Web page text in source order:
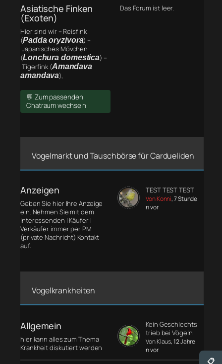
Asiatische Finken
(Exoten)
Hier sind wir – Reisfink
(Padda oryzivora) –
Japanisches Mövchen
(Lonchura domestica) –
Tigerfink (Amandava
amandava),
💬 Zum passenden
Chatraum wechseln
Das Forum ist leer.
Vogelmarkt und Tauschbörse für Cardueliden
Anzeigen
Geben Sie hier Ihre Anzeige
ein. Nehmen Sie mit dem
Interessenden | Käufer |
Verkäufer immer per PM
(private Nachricht) Kontakt
auf.
TEST TEST TEST
Von Konni, 7 Stunde
n vor
Vogelkrankheiten
Allgemein
hier kann alles zum Thema
Krankheit diskutiert werden
Kein Geschlechts
trieb bei Vögeln
Von Klaus, 12 Jahre
n vor
📋